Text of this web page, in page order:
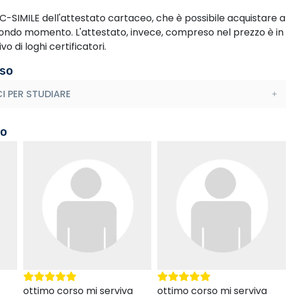
SIMILE dell'attestato cartaceo, che è possibile acquistare a
momento. L'attestato, invece, compreso nel prezzo è in
di loghi certificatori.
PER STUDIARE
ottimo corso mi serviva
Buongiorno, ho provato